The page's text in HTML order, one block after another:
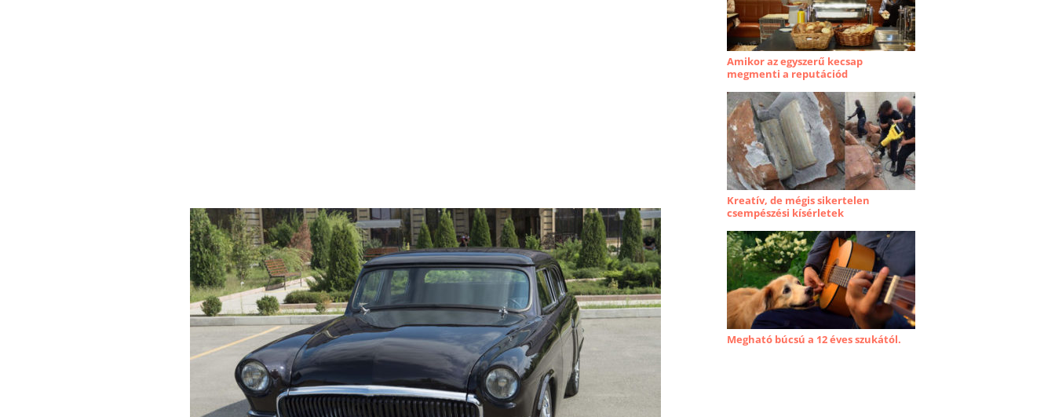
Amikor az egyszerű kecsap
megmenti a reputációd
Kreatív, de mégis sikertelen
csempészési kísérletek
Megható búcsú a 12 éves szukától.